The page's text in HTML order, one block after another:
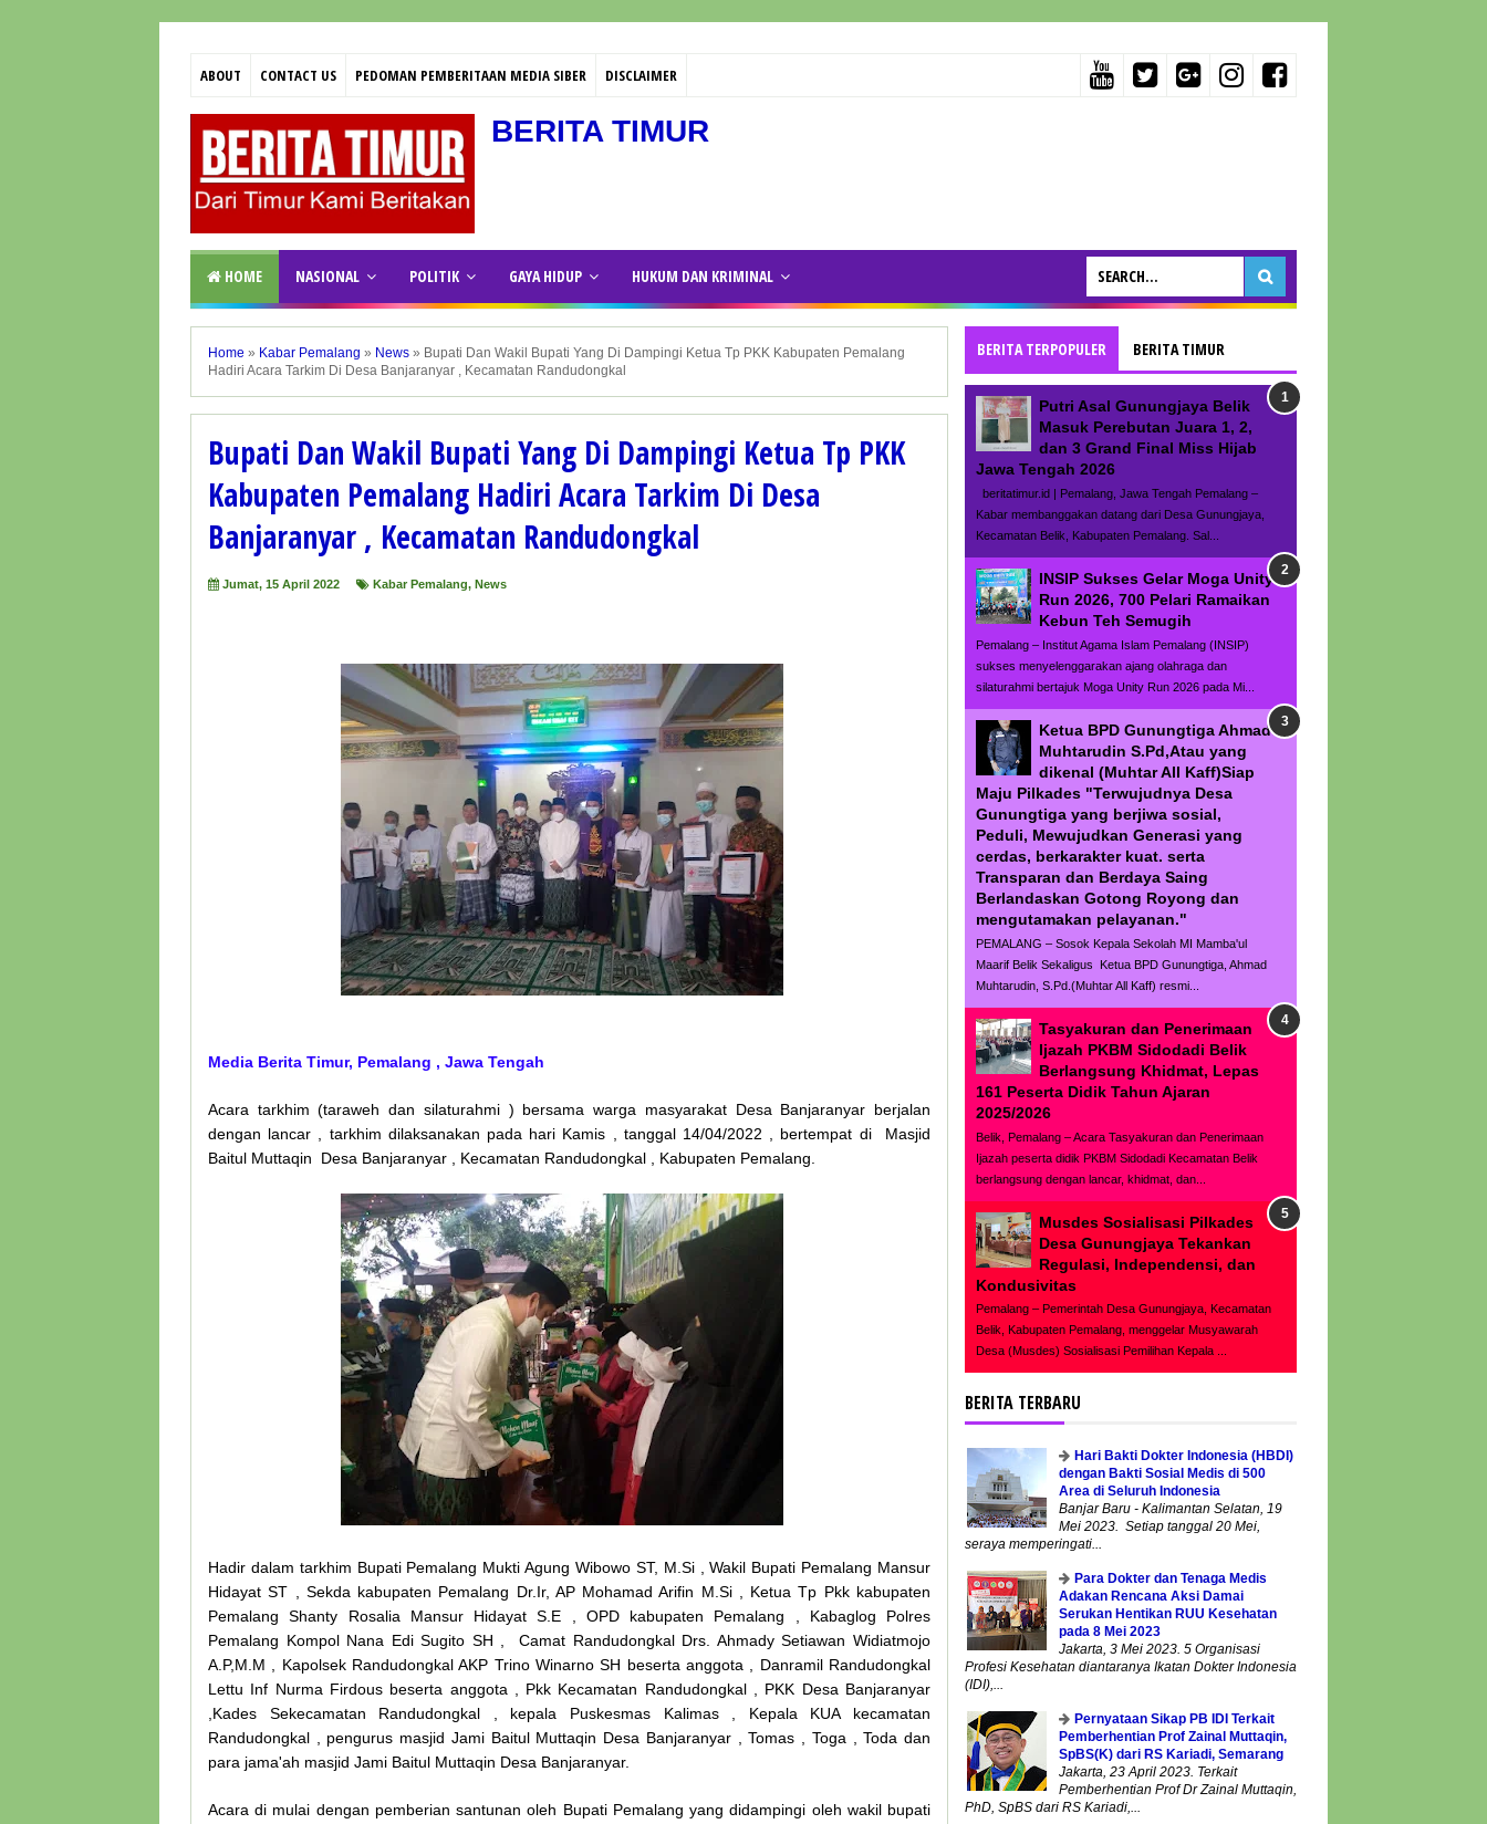
ABOUT CONTACT US PEDOMAN PEMBERITAAN MEDIA SIBER DISCLAIMER
BERITA TIMUR
HOME NASIONAL POLITIK GAYA HIDUP HUKUM DAN KRIMINAL
Home » Kabar Pemalang » News » Bupati Dan Wakil Bupati Yang Di Dampingi Ketua Tp PKK Kabupaten Pemalang
Hadiri Acara Tarkim Di Desa Banjaranyar , Kecamatan Randudongkal
Bupati Dan Wakil Bupati Yang Di Dampingi Ketua Tp PKK
Kabupaten Pemalang Hadiri Acara Tarkim Di Desa
Banjaranyar , Kecamatan Randudongkal
Jumat, 15 April 2022 Kabar Pemalang, News
Media Berita Timur, Pemalang , Jawa Tengah
Acara tarkhim (taraweh dan silaturahmi ) bersama warga masyarakat Desa Banjaranyar berjalan
dengan lancar , tarkhim dilaksanakan pada hari Kamis , tanggal 14/04/2022 , bertempat di Masjid
Baitul Muttaqin Desa Banjaranyar , Kecamatan Randudongkal , Kabupaten Pemalang.
Hadir dalam tarkhim Bupati Pemalang Mukti Agung Wibowo ST, M.Si , Wakil Bupati Pemalang Mansur
Hidayat ST , Sekda kabupaten Pemalang Dr.Ir, AP Mohamad Arifin M.Si , Ketua Tp Pkk kabupaten
Pemalang Shanty Rosalia Mansur Hidayat S.E , OPD kabupaten Pemalang , Kabaglog Polres
Pemalang Kompol Nana Edi Sugito SH , Camat Randudongkal Drs. Ahmady Setiawan Widiatmojo
A.P,M.M , Kapolsek Randudongkal AKP Trino Winarno SH beserta anggota , Danramil Randudongkal
Lettu Inf Nurma Firdous beserta anggota , Pkk Kecamatan Randudongkal , PKK Desa Banjaranyar
,Kades Sekecamatan Randudongkal , kepala Puskesmas Kalimas , Kepala KUA kecamatan
Randudongkal , pengurus masjid Jami Baitul Muttaqin Desa Banjaranyar , Tomas , Toga , Toda dan
para jama'ah masjid Jami Baitul Muttaqin Desa Banjaranyar.
Acara di mulai dengan pemberian santunan oleh Bupati Pemalang yang didampingi oleh wakil bupati
BERITA TERPOPULER BERITA TIMUR
Putri Asal Gunungjaya Belik
Masuk Perebutan Juara 1, 2,
dan 3 Grand Final Miss Hijab
Jawa Tengah 2026
beritatimur.id | Pemalang, Jawa Tengah Pemalang –
Kabar membanggakan datang dari Desa Gunungjaya,
Kecamatan Belik, Kabupaten Pemalang. Sal...
INSIP Sukses Gelar Moga Unity
Run 2026, 700 Pelari Ramaikan
Kebun Teh Semugih
Pemalang – Institut Agama Islam Pemalang (INSIP)
sukses menyelenggarakan ajang olahraga dan
silaturahmi bertajuk Moga Unity Run 2026 pada Mi...
Ketua BPD Gunungtiga Ahmad
Muhtarudin S.Pd,Atau yang
dikenal (Muhtar All Kaff)Siap
Maju Pilkades "Terwujudnya Desa
Gunungtiga yang berjiwa sosial,
Peduli, Mewujudkan Generasi yang
cerdas, berkarakter kuat. serta
Transparan dan Berdaya Saing
Berlandaskan Gotong Royong dan
mengutamakan pelayanan."
PEMALANG – Sosok Kepala Sekolah MI Mamba'ul
Maarif Belik Sekaligus Ketua BPD Gunungtiga, Ahmad
Muhtarudin, S.Pd.(Muhtar All Kaff) resmi...
Tasyakuran dan Penerimaan
Ijazah PKBM Sidodadi Belik
Berlangsung Khidmat, Lepas
161 Peserta Didik Tahun Ajaran
2025/2026
Belik, Pemalang – Acara Tasyakuran dan Penerimaan
Ijazah peserta didik PKBM Sidodadi Kecamatan Belik
berlangsung dengan lancar, khidmat, dan...
Musdes Sosialisasi Pilkades
Desa Gunungjaya Tekankan
Regulasi, Independensi, dan
Kondusivitas
Pemalang – Pemerintah Desa Gunungjaya, Kecamatan
Belik, Kabupaten Pemalang, menggelar Musyawarah
Desa (Musdes) Sosialisasi Pemilihan Kepala ...
BERITA TERBARU
Hari Bakti Dokter Indonesia (HBDI)
dengan Bakti Sosial Medis di 500
Area di Seluruh Indonesia
Banjar Baru - Kalimantan Selatan, 19
Mei 2023. Setiap tanggal 20 Mei,
seraya memperingati...
Para Dokter dan Tenaga Medis
Adakan Rencana Aksi Damai
Serukan Hentikan RUU Kesehatan
pada 8 Mei 2023
Jakarta, 3 Mei 2023. 5 Organisasi
Profesi Kesehatan diantaranya Ikatan Dokter Indonesia
(IDI),...
Pernyataan Sikap PB IDI Terkait
Pemberhentian Prof Zainal Muttaqin,
SpBS(K) dari RS Kariadi, Semarang
Jakarta, 23 April 2023. Terkait
Pemberhentian Prof Dr Zainal Muttaqin,
PhD, SpBS dari RS Kariadi,...